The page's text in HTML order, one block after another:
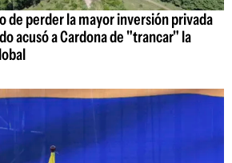
de perder la mayor inversión privada
acusó a Cardona de "trancar" la